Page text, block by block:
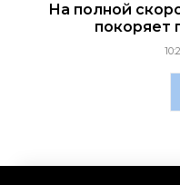
На полной
покоряет